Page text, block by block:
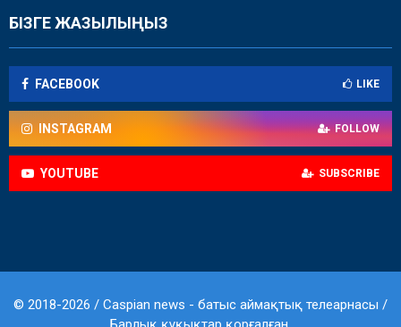
БІЗГЕ ЖАЗЫЛЫҢЫЗ
FACEBOOK LIKE
INSTAGRAM FOLLOW
YOUTUBE SUBSCRIBE
© 2018-2026 / Caspian news - батыс аймақтық телеарнасы /